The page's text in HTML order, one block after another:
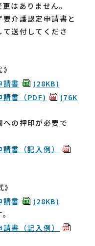
はありません。
介護認定申請書と
送付してくださ
請書
(28KB)
書（PDF)
(76K
の押印が必要で
書（記入例）
請書
(28KB)
書（記入例）